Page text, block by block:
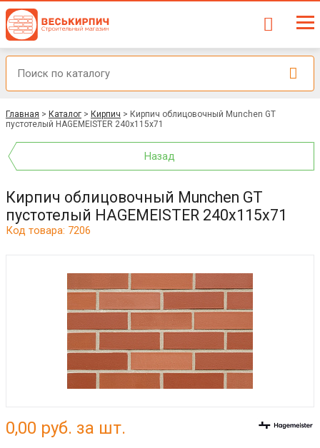
Главная > Каталог > Кирпич > Кирпич облицовочный Munchen GT
пустотелый HAGEMEISTER 240x115x71
Назад
Кирпич облицовочный Munchen GT
пустотелый HAGEMEISTER 240x115x71
Код товара: 7206
0,00 руб. за шт.